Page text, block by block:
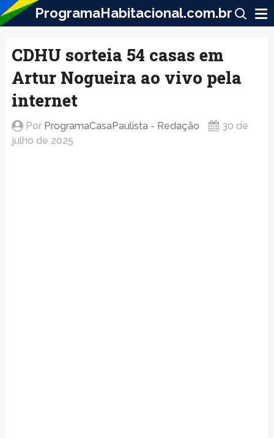
ProgramaHabitacional.com.br
CDHU sorteia 54 casas em
Artur Nogueira ao vivo pela
internet
Por ProgramaCasaPaulista - Redação
30 de
julho de 2025